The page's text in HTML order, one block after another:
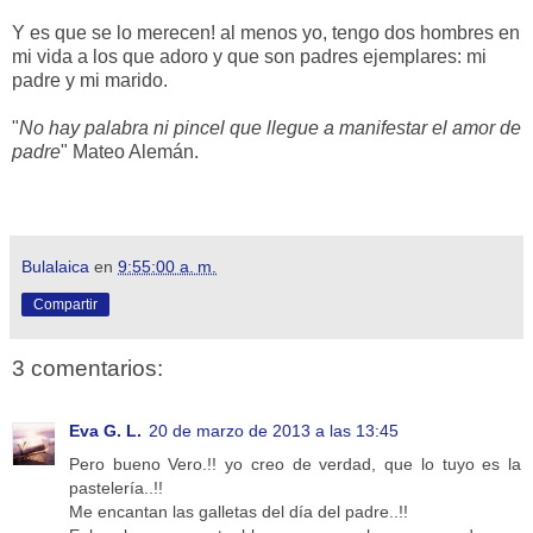
Y es que se lo merecen! al menos yo, tengo dos hombres en
mi vida a los que adoro y que son padres ejemplares: mi
padre y mi marido.
"No hay palabra ni pincel que llegue a manifestar el amor de
padre" Mateo Alemán.
Bulalaica en 9:55:00 a. m.
Compartir
3 comentarios:
Eva G. L. 20 de marzo de 2013 a las 13:45
Pero bueno Vero.!! yo creo de verdad, que lo tuyo es la
pastelería..!!
Me encantan las galletas del día del padre..!!